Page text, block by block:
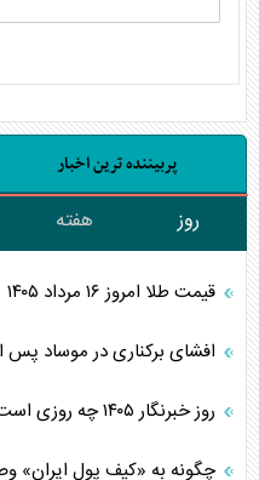
پربیننده ترین اخبار
روز هفته
قیمت طلا امروز ۱۶ مرداد ۱۴۰۵
افشای برکناری در موساد پس
روز خبرنگار ۱۴۰۵ چه روزی است؟ + پیام تبریک روز خبرنگار ۱۴۰۵
چگونه به «کیف پول ایران»